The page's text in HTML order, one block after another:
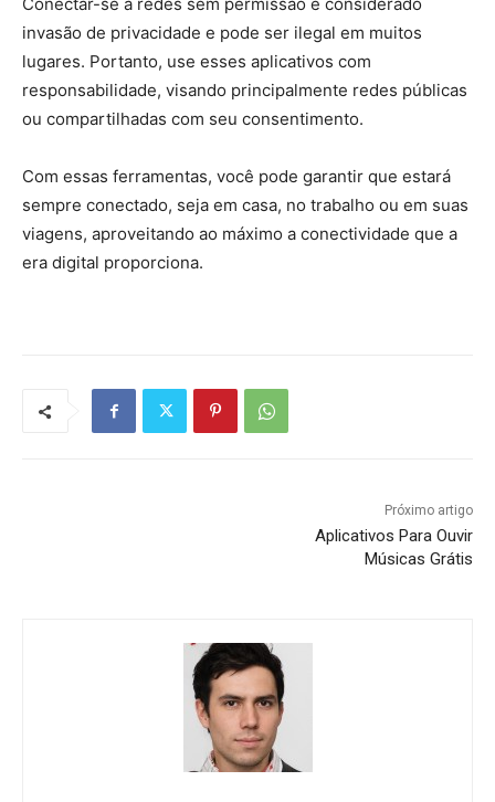
invasão de privacidade e pode ser ilegal em muitos
lugares. Portanto, use esses aplicativos com
responsabilidade, visando principalmente redes públicas
ou compartilhadas com seu consentimento.
Com essas ferramentas, você pode garantir que estará
sempre conectado, seja em casa, no trabalho ou em suas
viagens, aproveitando ao máximo a conectividade que a
era digital proporciona.
Próximo artigo
Aplicativos Para Ouvir
Músicas Grátis